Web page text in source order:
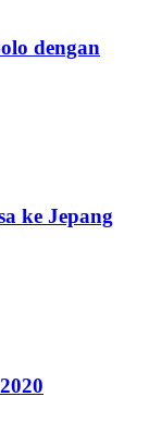
dengan
ke Jepang